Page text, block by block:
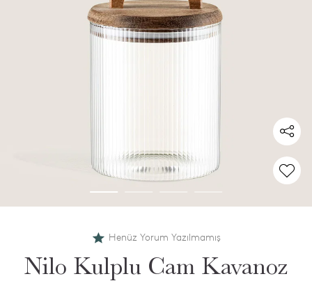
Henüz Yorum Yazılmamış
Nilo Kulplu Cam Kavanoz